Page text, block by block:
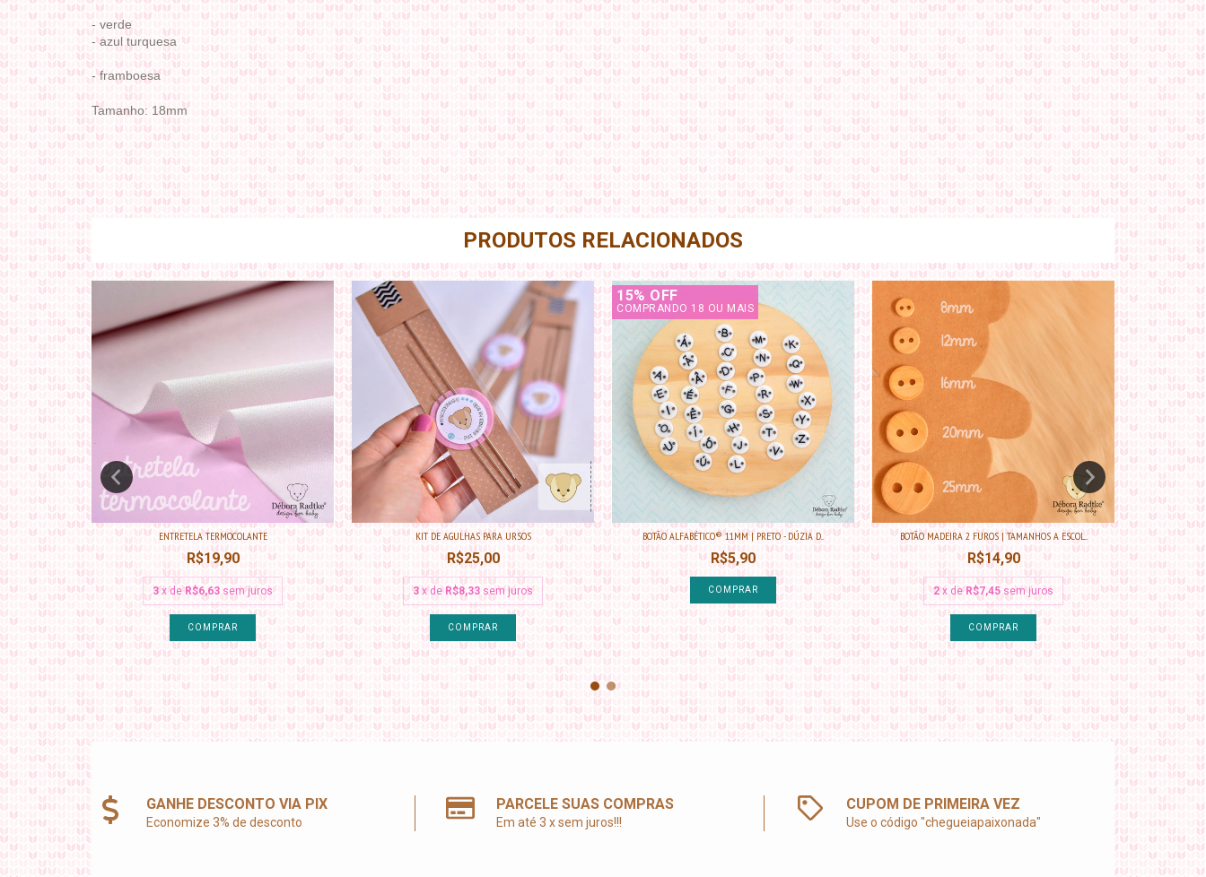
- verde
- azul turquesa
- framboesa
Tamanho: 18mm
PRODUTOS RELACIONADOS
|... ENTRETELA TERMOCOLANTE
R$19,90
3 x deR$6,63 sem juros
KIT DE AGULHAS PARA URSOS
R$25,00
3 x deR$8,33 sem juros
15% OFF
COMPRANDO 18 OU MAIS
BOTÃO ALFABÉTICO® 11MM | PRETO - DÚZIA D...
R$5,90
COMPRAR
BOTÃO MADEIRA 2 FUROS | TAMANHOS A ESCOL...
R$14,90
2 x deR$7,45 sem juros
COMPRAR
ÍCONE
2
GANHE DESCONTO VIA PIX
Economize 3% de desconto
PARCELE SUAS COMPRAS
Em até 3 x sem juros!!!
CUPOM DE PRIMEIRA VEZ
Use o código "chegueiapaixonada"